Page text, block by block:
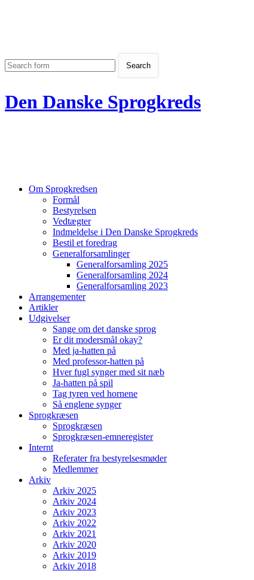
Den Danske Sprogkreds
Om Sprogkredsen
Formål
Bestyrelsen
Vedtægter
Indmeldelse i Den Danske Sprogkreds
Bestil et foredrag
Generalforsamlinger
Generalforsamling 2025
Generalforsamling 2024
Generalforsamling 2023
Arrangementer
Artikler
Udgivelser
Sange om det danske sprog
Er dit modersmål okay?
Med ja-hatten på
Med professor-hatten på
Hver fugl synger med sit næb
Ja-hatten på spil
Tag tyren ved hornene
Så englene synger
Sprogkræsen
Sprogkræsen
Sprogkræsen-emneregister
Internt
Referater fra bestyrelsesmøder
Medlemmer
Arkiv
Arkiv 2025
Arkiv 2024
Arkiv 2023
Arkiv 2022
Arkiv 2021
Arkiv 2020
Arkiv 2019
Arkiv 2018